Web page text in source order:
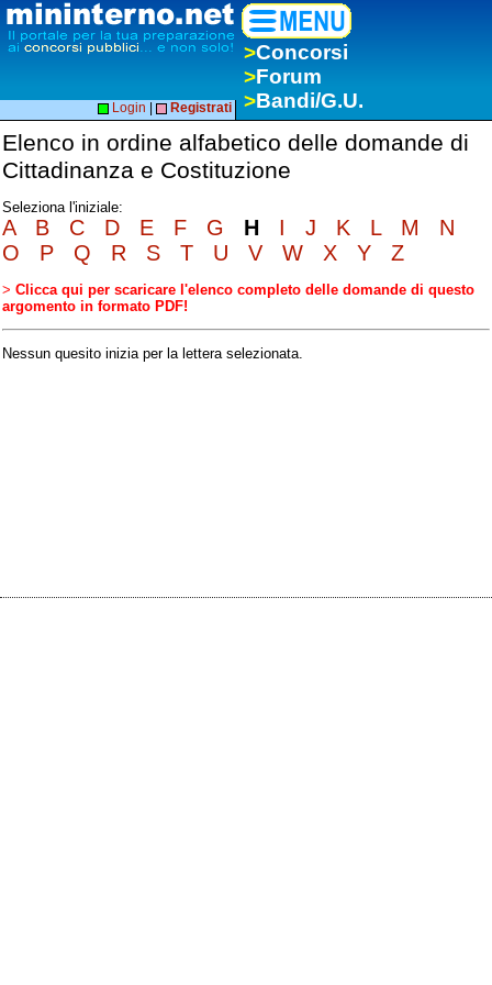
>Concorsi
>Forum
>Bandi/G.U.
Login Registrati
Elenco in ordine alfabetico delle domande di
Cittadinanza e Costituzione
Seleziona l'iniziale:
A B C D E F G H I J K L M
N
O
P Q R S T U V W X Y Z
> Clicca qui per scaricare l'elenco completo delle domande di questo
argomento in formato PDF!
Nessun quesito inizia per la lettera selezionata.